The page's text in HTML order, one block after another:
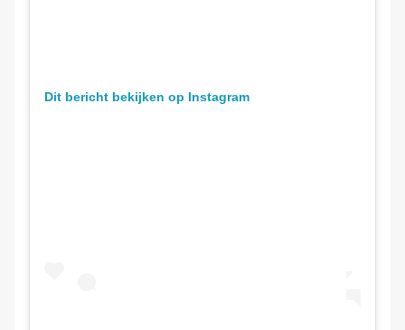
Dit bericht bekijken op Instagram